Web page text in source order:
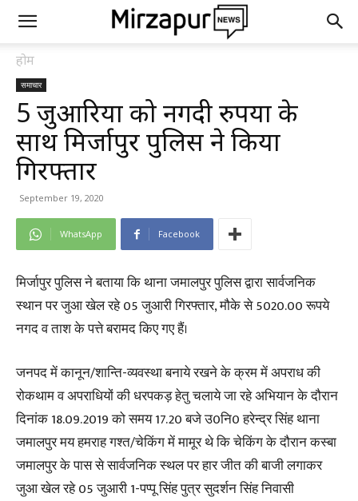
होम
समाचार
5 जुआरियों को नगदी रुपयों के
साथ मिर्जापुर पुलिस ने किया
गिरफ्तार
September 19, 2020
WhatsApp Facebook
मिर्जापुर पुलिस ने बताया कि थाना जमालपुर पुलिस द्वारा सार्वजनिक
स्थान पर जुआ खेल रहे 05 जुआरी गिरफ्तार, मौके से 5020.00 रूपये
नगद व ताश के पत्ते बरामद किए गए हैं।
जनपद में कानून/शान्ति-व्यवस्था बनाये रखने के क्रम में अपराध की
रोकथाम व अपराधियों की धरपकड़ हेतु चलाये जा रहे अभियान के दौरान
दिनांक 18.09.2019 को समय 17.20 बजे उ0नि0 हरेन्द्र सिंह थाना
जमालपुर मय हमराह गश्त/चेकिंग में मामूर थे कि चेकिंग के दौरान कस्बा
जमालपुर के पास से सार्वजनिक स्थल पर हार जीत की बाजी लगाकर
जुआ खेल रहे 05 जुआरी 1-पप्पू सिंह पुत्र सुदर्शन सिंह निवासी